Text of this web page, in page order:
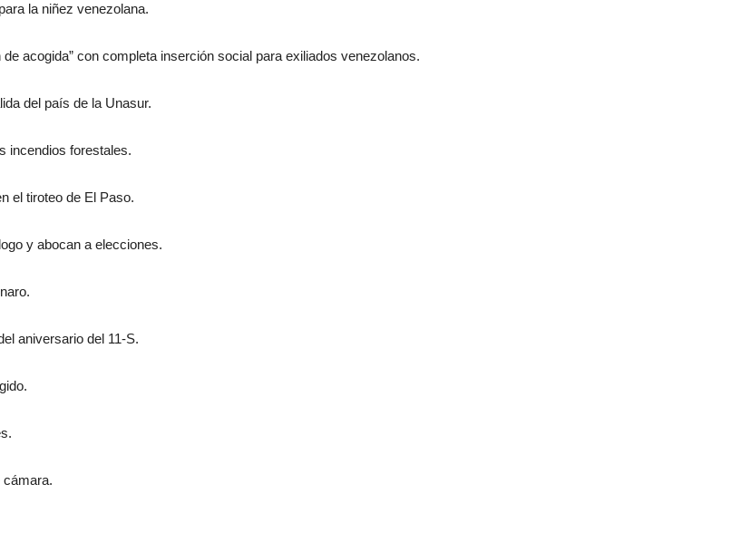
la niñez venezolana.
acogida” con completa inserción social para exiliados venezolanos.
del país de la Unasur.
incendios forestales.
el tiroteo de El Paso.
y abocan a elecciones.
aniversario del 11-S.
cámara.